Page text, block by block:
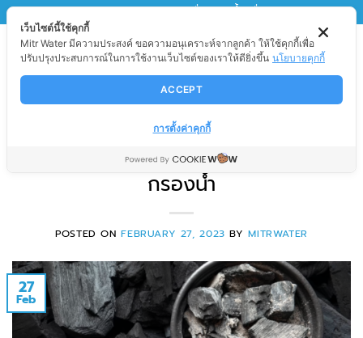
Skip
content
MITRWATER มิตรวอเตอร์ เพื่อนของน้ำ เพื่อนของคุณ
สารกรองแอนทราไซต์ คืออะไร
เกี่ยวข้องอย่างไรกับ อุตสาหกรรม
กรองน้ำ
POSTED ONFEBRUARY 27, 2023 BYMITRWATER
27
Feb
เว็บไซต์นี้ใช้คุกกี้
Mitr Water มีความประสงค์ ขอความอนุเคราะห์จากลูกค้า ให้ใช้คุกกี้เพื่อ
ปรับปรุงประสบการณ์ในการใช้งานเว็บไซต์ของเราให้ดียิ่งขึ้น นโยบายคุกกี้
ACCEPT
การตั้งค่าคุกกี้